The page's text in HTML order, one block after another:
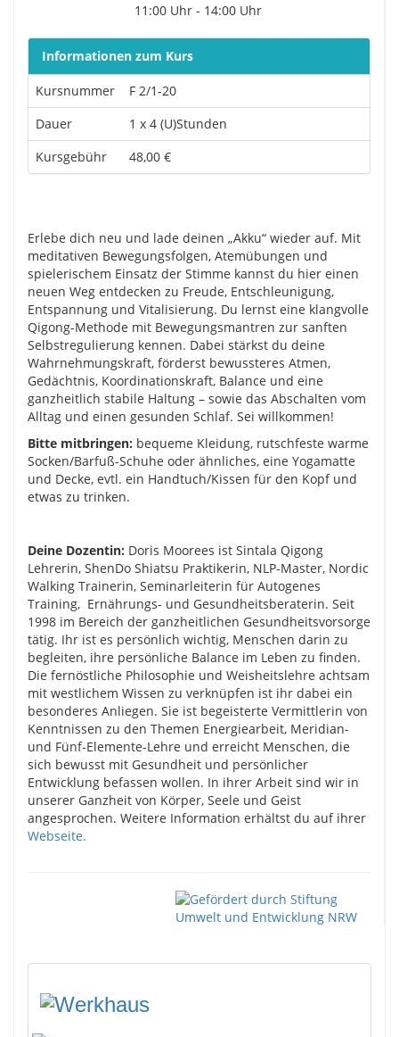
11:00 Uhr - 14:00 Uhr
Informationen zum Kurs
Kursnummer
F 2/1-20
Dauer
1 x 4 (U)Stunden
Kursgebühr
48,00 €
Erlebe dich neu und lade deinen „Akku“ wieder auf. Mit
meditativen Bewegungsfolgen, Atemübungen und
spielerischem Einsatz der Stimme kannst du hier einen
neuen Weg entdecken zu Freude, Entschleunigung,
Entspannung und Vitalisierung. Du lernst eine klangvolle
Qigong-Methode mit Bewegungsmantren zur sanften
Selbstregulierung kennen. Dabei stärkst du deine
Wahrnehmungskraft, förderst bewussteres Atmen,
Gedächtnis, Koordinationskraft, Balance und eine
ganzheitlich stabile Haltung – sowie das Abschalten vom
Alltag und einen gesunden Schlaf. Sei willkommen!
Bitte mitbringen: bequeme Kleidung, rutschfeste warme
Socken/Barfuß-Schuhe oder ähnliches, eine Yogamatte
und Decke, evtl. ein Handtuch/Kissen für den Kopf und
etwas zu trinken.
Deine Dozentin: Doris Moorees ist Sintala Qigong
Lehrerin, ShenDo Shiatsu Praktikerin, NLP-Master, Nordic
Walking Trainerin, Seminarleiterin für Autogenes
Training, Ernährungs- und Gesundheitsberaterin. Seit
1998 im Bereich der ganzheitlichen Gesundheitsvorsorge
tätig. Ihr ist es persönlich wichtig, Menschen darin zu
begleiten, ihre persönliche Balance im Leben zu finden.
Die fernöstliche Philosophie und Weisheitslehre achtsam
mit westlichem Wissen zu verknüpfen ist ihr dabei ein
besonderes Anliegen. Sie ist begeisterte Vermittlerin von
Kenntnissen zu den Themen Energiearbeit, Meridian-
und Fünf-Elemente-Lehre und erreicht Menschen, die
sich bewusst mit Gesundheit und persönlicher
Entwicklung befassen wollen. In ihrer Arbeit sind wir in
unserer Ganzheit von Körper, Seele und Geist
angesprochen. Weitere Information erhältst du auf ihrer
Webseite.